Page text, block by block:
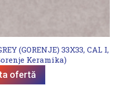
(GORENJE) 33X33, CAL I,
Keramika)
ofertă